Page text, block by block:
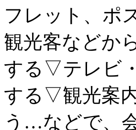
フレット、ポ
観光客などか
する▽テレビ
する▽観光案
う…などで、